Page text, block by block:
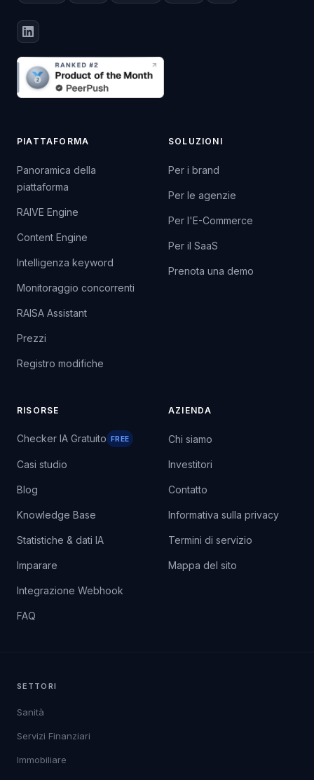
PIATTAFORMA
Panoramica della
piattaforma
RAIVE Engine
Content Engine
Intelligenza keyword
Monitoraggio concorrenti
RAISA Assistant
Prezzi
Registro modifiche
SOLUZIONI
Per i brand
Per le agenzie
Per l'E-Commerce
Per il SaaS
Prenota una demo
RISORSE
Checker IA Gratuito FREE
Casi studio
Blog
Knowledge Base
Statistiche & dati IA
Imparare
Integrazione Webhook
FAQ
AZIENDA
Chi siamo
Investitori
Contatto
Informativa sulla privacy
Termini di servizio
Mappa del sito
SETTORI
Sanità
Servizi Finanziari
Immobiliare